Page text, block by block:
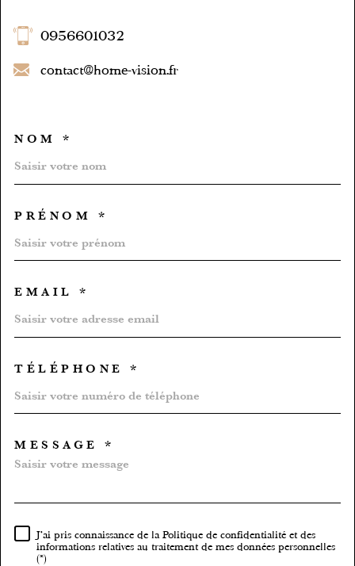
0956601032
contact@home-vision.fr
NOM *
PRÉNOM *
EMAIL *
TÉLÉPHONE *
MESSAGE *
RÈGLEMENTATION
J'ai pris connaissance de la Politique de confidentialité et des
informations relatives au traitement de mes données personnelles
(*)